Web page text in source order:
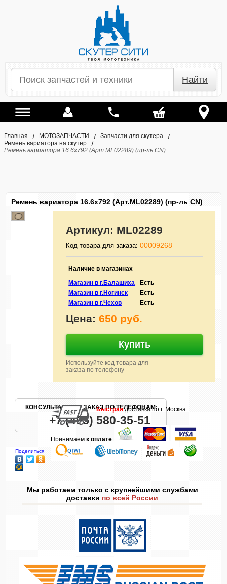
Найти
Главная МОТОЗАПЧАСТИ
Запчасти для скутера
Ремень вариатора на скутер
Ремень вариатора 16.6x792 (Арт.ML02289) (пр-ль CN)
Ремень вариатора 16.6x792 (Арт.ML02289) (пр-ль CN)
Артикул: ML02289
Код товара для заказа:00009268
Наличие в магазинах
Магазин в г.Балашиха
Есть
Магазин в г.Ногинск
Есть
Магазин в г.Чехов
Есть
Цена:650 руб.
Купить
Используйте код товара для
заказа по телефону
КОНСУЛЬТАЦИЯ И ЗАКАЗ ПО ТЕЛЕФОНАМ:
+7 (495) 580-35-51
Поделиться
Быстраядоставка по г. Москва
Принимаемк оплате:
Мы работаем только с крупнейшими службами
доставки по всей России